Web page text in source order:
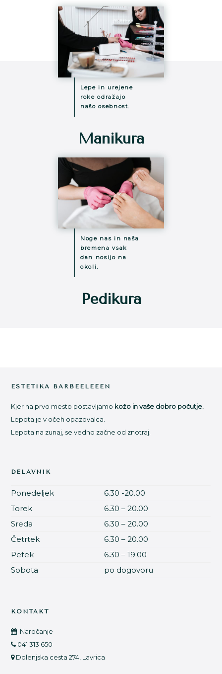
Lepe in urejene
roke odražajo
našo osebnost.
Manikura
Noge nas in naša
bremena vsak
dan nosijo na
okoli.
Pedikura
ESTETIKA BARBEELEEEN
Kjer na prvo mesto postavljamo kožo in vaše dobro počutje.
Lepota je v očeh opazovalca.
Lepota na zunaj, se vedno začne od znotraj.
DELAVNIK
Ponedeljek
6.30 -20.00
Torek
6.30 – 20.00
Sreda
6.30 – 20.00
Četrtek
6.30 – 20.00
Petek
6.30 – 19.00
Sobota
po dogovoru
KONTAKT
Naročanje
041 313 650
Dolenjska cesta 274, Lavrica